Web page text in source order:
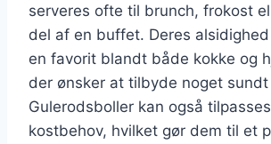
serveres ofte til brunch, frokost
del af en buffet. Deres
en favorit blandt både kokke og
der ønsker at tilbyde noget
Gulerodsboller kan også
kostbehov, hvilket gør dem til et